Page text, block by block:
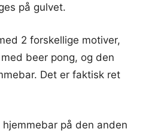
på gulvet.
2 forskellige motiver,
beer pong, og den
Det er faktisk ret
på den anden